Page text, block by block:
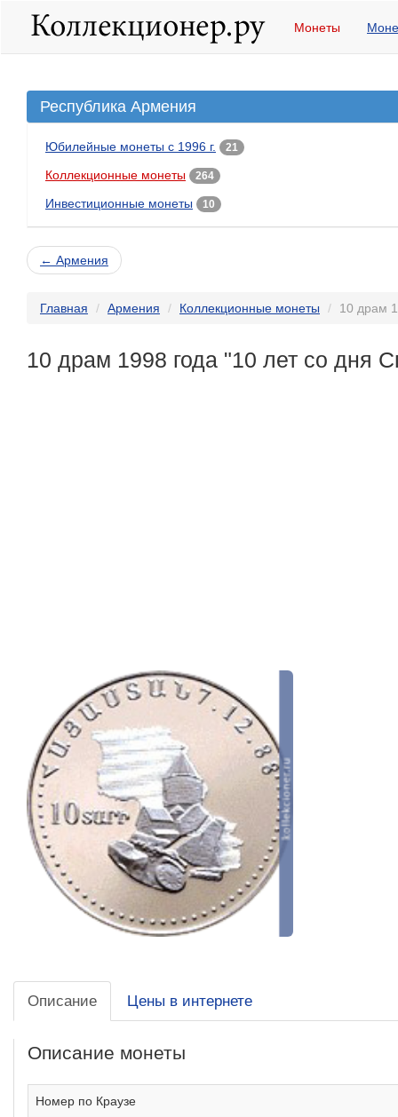
Монеты
Республика Армения
Юбилейные монеты с 1996 г. 21
Коллекционные монеты 264
Инвестиционные монеты 10
← Армения
Главная Армения Коллекционные монеты 10 драм
10 драм 1998 года "10 лет со дня
Описание Цены в интернете
Описание монеты
Номер по Краузе